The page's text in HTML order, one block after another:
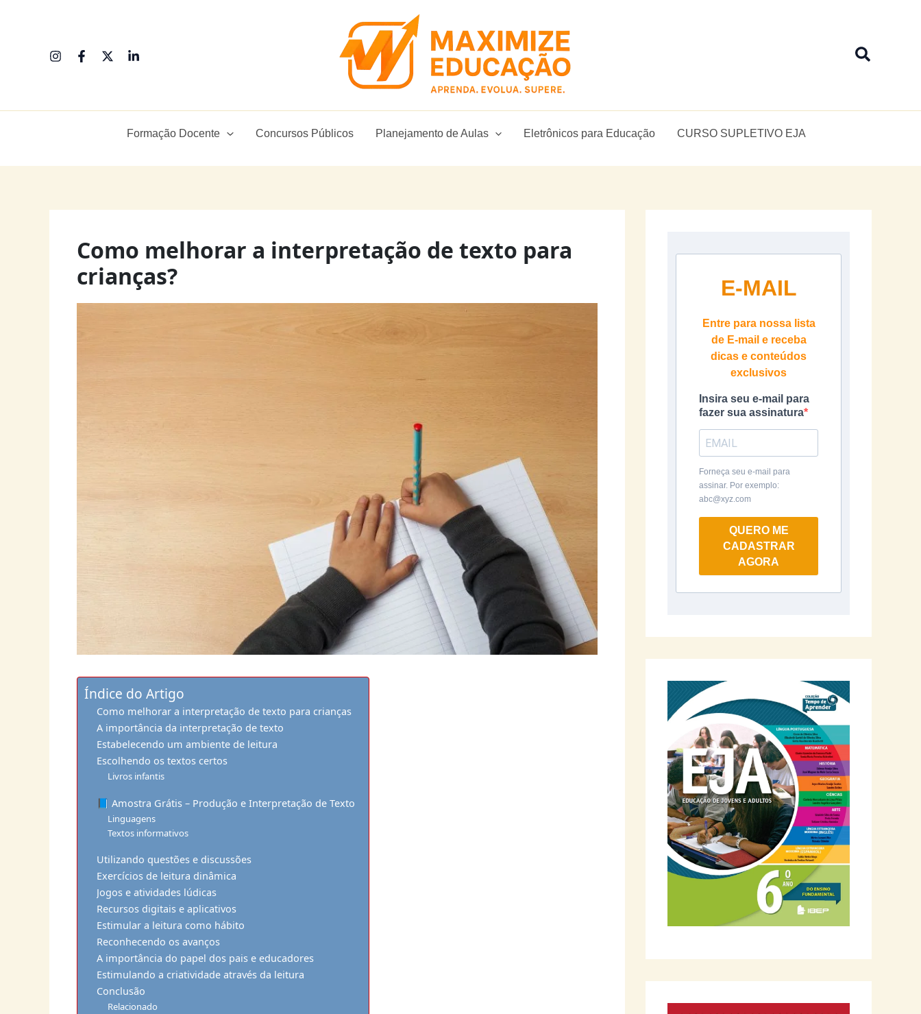
Formação Docente Concursos Públicos Planejamento de Aulas Eletrônicos para Educação CURSO SUPLETIVO EJA
Como melhorar a interpretação de texto para
crianças?
Índice do Artigo
Como melhorar a interpretação de texto para crianças
A importância da interpretação de texto
Estabelecendo um ambiente de leitura
Escolhendo os textos certos
Livros infantis
📘 Amostra Grátis – Produção e Interpretação de Texto
Linguagens
Textos informativos
Utilizando questões e discussões
Exercícios de leitura dinâmica
Jogos e atividades lúdicas
Recursos digitais e aplicativos
Estimular a leitura como hábito
Reconhecendo os avanços
A importância do papel dos pais e educadores
Estimulando a criatividade através da leitura
Conclusão
Relacionado
E-MAIL
Entre para nossa lista
de E-mail e receba
dicas e conteúdos
exclusivos
Insira seu e-mail para
fazer sua assinatura
Forneça seu e-mail para
assinar. Por exemplo:
abc@xyz.com
QUERO ME
CADASTRAR
AGORA